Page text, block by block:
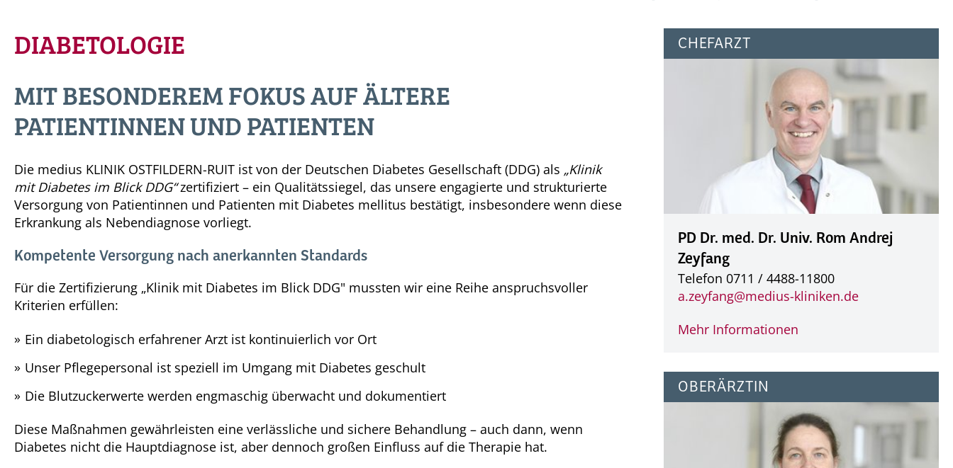
DIABETOLOGIE
MIT BESONDEREM FOKUS AUF ÄLTERE
PATIENTINNEN UND PATIENTEN
Die medius KLINIK OSTFILDERN-RUIT ist von der Deutschen Diabetes Gesellschaft (DDG) als „Klinik
mit Diabetes im Blick DDG“zertifiziert – ein Qualitätssiegel, das unsere engagierte und strukturierte
Versorgung von Patientinnen und Patienten mit Diabetes mellitus bestätigt, insbesondere wenn diese
Erkrankung als Nebendiagnose vorliegt.
Kompetente Versorgung nach anerkannten Standards
Für die Zertifizierung „Klinik mit Diabetes im Blick DDG" mussten wir eine Reihe anspruchsvoller
Kriterien erfüllen:
Ein diabetologisch erfahrener Arzt ist kontinuierlich vor Ort
Unser Pflegepersonal ist speziell im Umgang mit Diabetes geschult
Die Blutzuckerwerte werden engmaschig überwacht und dokumentiert
Diese Maßnahmen gewährleisten eine verlässliche und sichere Behandlung – auch dann, wenn
Diabetes nicht die Hauptdiagnose ist, aber dennoch großen Einfluss auf die Therapie hat.
CHEFARZT
PD Dr. med. Dr. Univ. Rom Andrej
Zeyfang
Telefon 0711 / 4488-11800
a.zeyfang@medius-kliniken.de
Mehr Informationen
OBERÄRZTIN